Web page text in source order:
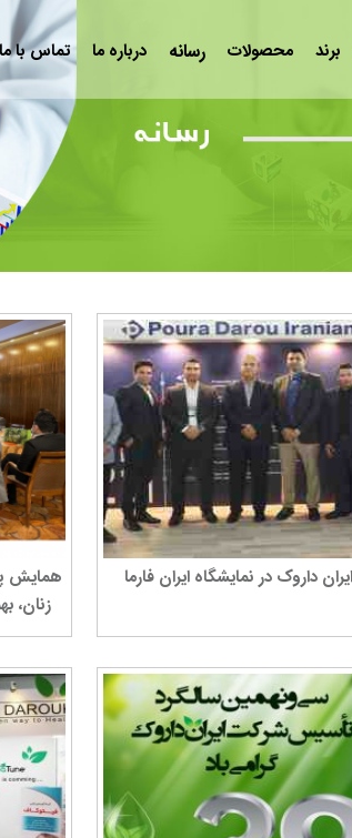
برند محصولات رسانه درباره ما تماس با ما
ایران داروک در نمایشگاه ایران فارما
همایش
زنان، بهمن ماه